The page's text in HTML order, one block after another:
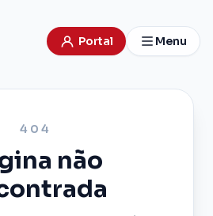
Portal Menu
404
não